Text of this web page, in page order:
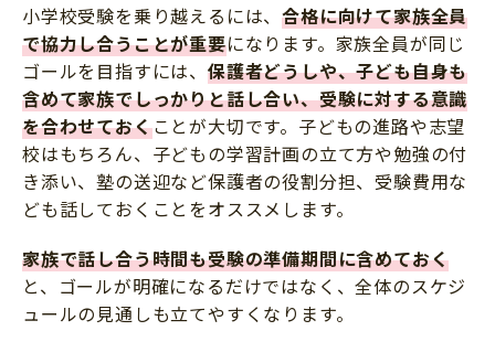
小学校受験を乗り越えるには、合格に向けて家族全員
で協力し合うことが重要になります。家族全員が同じ
ゴールを目指すには、 保護者どうしや、子ども自身も
含めて家族でしっかりと話し合い、受験に対する意識
を合わせておくことが大切です。子どもの進路や志望
校はもちろん、子どもの学習計画の立て方や勉強の付
き添い、塾の送迎など保護者の役割分担、受験費用な
ども話しておくことをオススメします。
家族で話し合う時間も受験の準備期間に含めておく
と、ゴールが明確になるだけではなく、全体のスケジ
ュールの見通しも立てやすくなります。